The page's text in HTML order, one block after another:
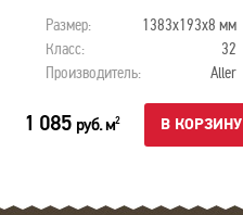
Размер:
1383х193х8 мм
Класс:
32
Производитель:
Aller
1 085 руб. м2 В КОРЗИНУ